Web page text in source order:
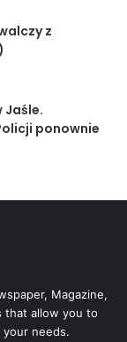
z
Jaśle.
ponownie
Magazine,
that allow you to
needs.